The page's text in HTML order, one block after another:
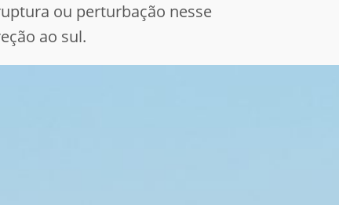
ou perturbação nesse
ao sul.